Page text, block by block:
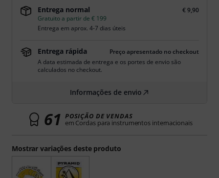
Mostrar variações deste produto
Entrega normal
€ 9,90
Gratuito a partir de € 199
Entrega em aprox. 4-7 dias úteis
Entrega rápida
Preço apresentado no checkout
A data estimada de entrega e os portes de envio são
calculados no checkout.
Informações de envio
61 POSIÇÃO DE VENDAS
em Cordas para instrumentos internacionais